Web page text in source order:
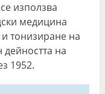
използва
медицина
тонизиране на
дейността на
1952.